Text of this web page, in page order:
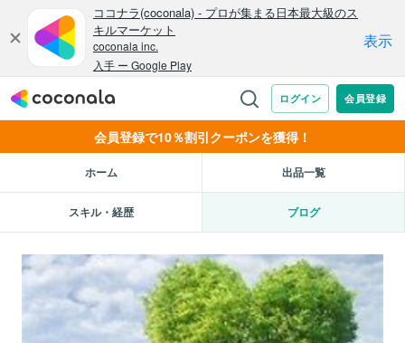
会員登録で10％割引クーポンを獲得！
ホーム 出品一覧
スキル・経歴 ブログ